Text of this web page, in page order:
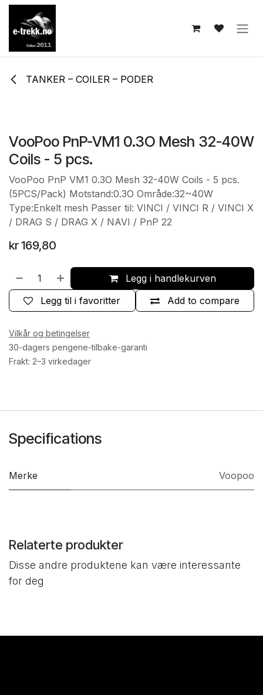
Skip to Content
TANKER – COILER – PODER
VooPoo PnP-VM1 0.3O Mesh 32-40W
Coils - 5 pcs.
VooPoo PnP VM1 0.3O Mesh 32-40W Coils - 5 pcs.
(5PCS/Pack) Motstand:0.3O Område:32~40W
Type:Enkelt mesh Passer til: VINCI / VINCI R / VINCI X
/ DRAG S / DRAG X / NAVI / PnP 22
kr169,80
Legg i handlekurven
Add to compare
Legg til i favoritter
Vilkår og betingelser
30-dagers pengene-tilbake-garanti
Frakt: 2–3 virkedager
Specifications
Merke Voopoo
Relaterte produkter
Disse andre produktene kan være interessante
for deg